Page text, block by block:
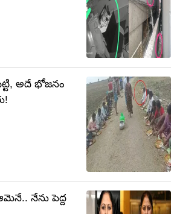
అదే భోజనం
నేను పెద్ద